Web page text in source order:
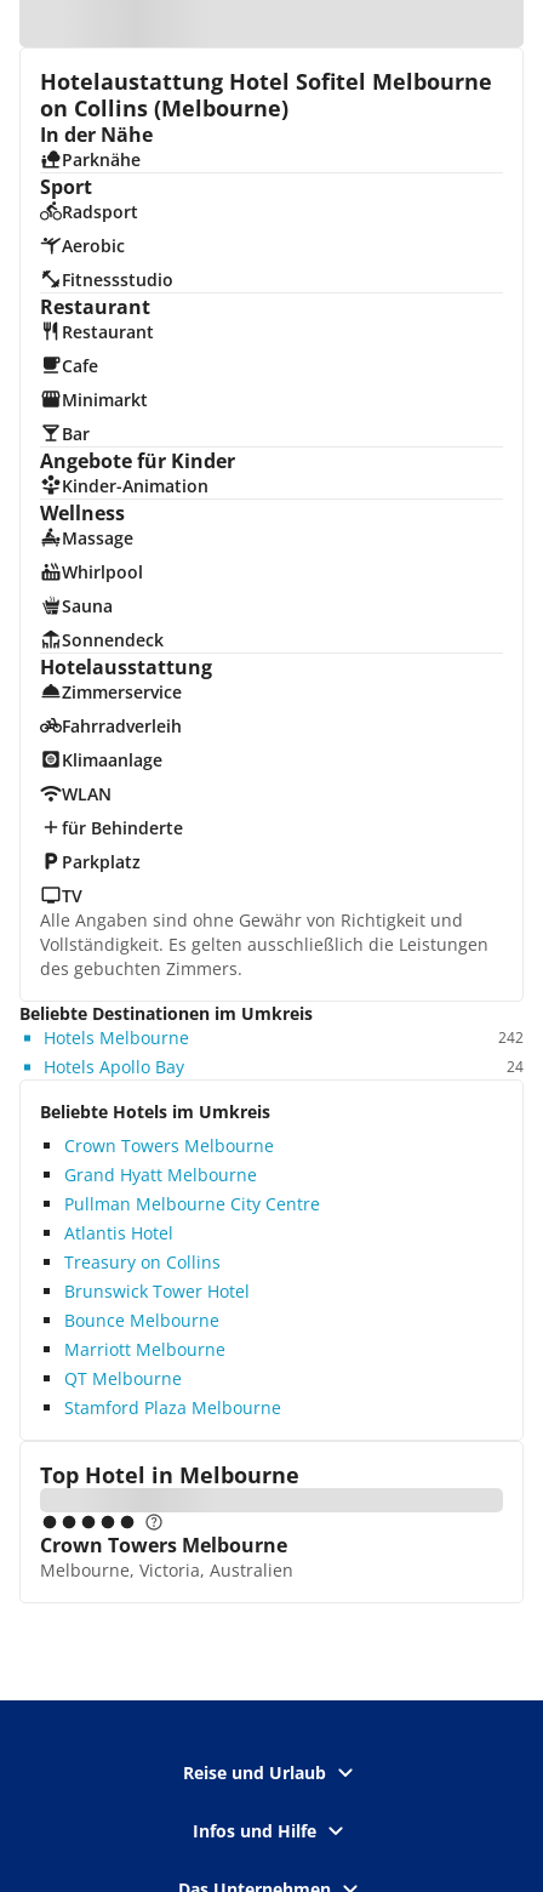
Hotelaustattung Hotel Sofitel Melbourne
on Collins (Melbourne)
In der Nähe
Parknähe
Sport
Radsport
Aerobic
Fitnessstudio
Restaurant
Restaurant
Cafe
Minimarkt
Bar
Angebote für Kinder
Kinder-Animation
Wellness
Massage
Whirlpool
Sauna
Sonnendeck
Hotelausstattung
Zimmerservice
Fahrradverleih
Klimaanlage
WLAN
für Behinderte
Parkplatz
TV
Alle Angaben sind ohne Gewähr von Richtigkeit und
Vollständigkeit. Es gelten ausschließlich die Leistungen
des gebuchten Zimmers.
Beliebte Destinationen im Umkreis
Hotels Melbourne
242
Hotels Apollo Bay 24
Beliebte Hotels im Umkreis
Crown Towers Melbourne
Grand Hyatt Melbourne
Pullman Melbourne City Centre
Atlantis Hotel
Treasury on Collins
Brunswick Tower Hotel
Bounce Melbourne
Marriott Melbourne
QT Melbourne
Stamford Plaza Melbourne
Top Hotel in Melbourne
Crown Towers Melbourne
Melbourne, Victoria, Australien
Reise und Urlaub
Infos und Hilfe